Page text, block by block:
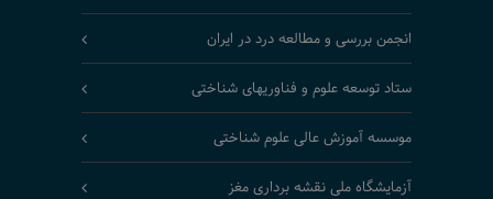
انجمن بررسی و مطالعه درد در ایران
ستاد توسعه علوم و فناوریهای شناختی
موسسه آموزش عالی علوم شناختی
آزمایشگاه ملی نقشه برداری مغز